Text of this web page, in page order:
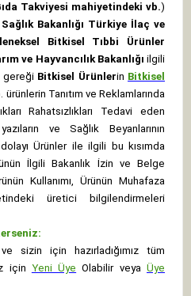
Takviyesi mahiyetindeki vb.)
Sağlık Bakanlığı Türkiye İlaç ve
Bitkisel Tıbbi Ürünler
ve Hayvancılık Bakanlığı ilgili
gereği Bitkisel Ürünlerin Bitkisel
ürünlerin Tanıtım ve Reklamlarında
Rahatsızlıkları Tedavi eden
ve Sağlık Beyanlarının
dolayı Ürünler ile ilgili bu kısımda
İlgili Bakanlık İzin ve Belge
Kullanımı, Ürünün Muhafaza
üretici bilgilendirmeleri
sizin için hazırladığımız tüm
için Yeni Üye Olabilir veyaÜye